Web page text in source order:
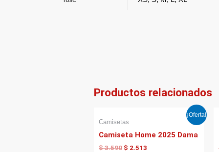
Productos relacionados
¡Oferta!
Camisetas
Camiseta Home 2025 Dama
$3.590
precio
era:
$ 3.590.
$ 2.513
es: